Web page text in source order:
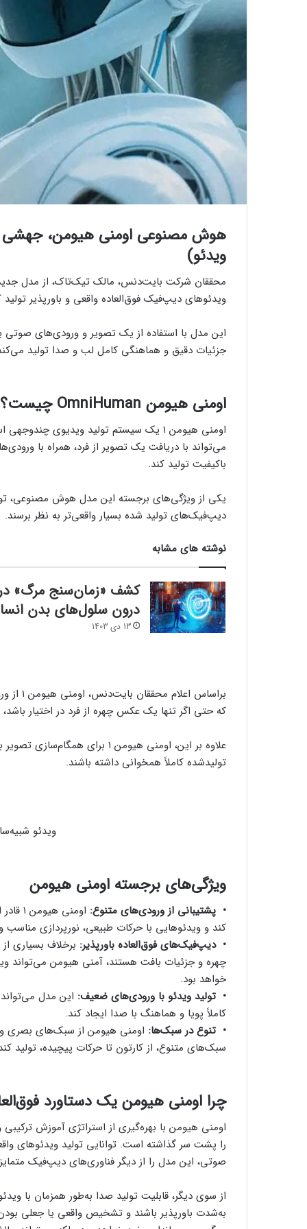
هوش مصنوعی اومنی‌ هیومن، جهشی
ویدئو)
ویدئوهای دیپ‌فیک فوق‌العاده واقعی و باورپذیر تولید
این مدل با استفاده از یک تصویر و ورودی‌های صوتی
جزئیات دقیق و هماهنگی کامل لب و صدا تولید
اومنی‌ هیومن OmniHuman چیست؟
اومنی‌ هیومن ۱ یک سیستم تولید ویدیوی
می‌تواند با دریافت یک تصویر از فرد، همراه با
باکیفیت تولید کند.
یکی از ویژگی‌های برجسته این مدل هوش مصنوعی،
دیپ‌فیک‌های تولید شده بسیار واقعی‌تر به نظر برسند.
نوشته های مشابه
کشف «زمان‌سنج مرگ»
درون سلول‌های بدن
13 دی 1403
که حتی اگر تنها یک عکس چهره از فرد در اختیار باشد،
علاوه بر این، اومنی‌ هیومن ۱
تولیدشده کاملاً همخوانی داشته باشند.
ویدئو
ویژگی‌های برجسته اومنی‌ هیومن
• پشتیبانی از ورودی‌های متنوع:
کند و ویدئوهایی با حرکات طبیعی، نورپردازی مناسب
• دیپ‌فیک‌های فوق‌العاده باورپذیر: برخلاف بسیاری
چهره و جزئیات بافت هستند، آمنی‌ هیومن می‌تواند
خواهد بود.
• تولید ویدئو با ورودی‌های ضعیف: این مدل
کاملاً پویا و هماهنگ با صدا ایجاد کند.
• تنوع در سبک‌ها: اومنی‌ هیومن از سبک‌های بصری و
سبک‌های متنوع، از کارتون تا حرکات پیچیده، تولید
چرا اومنی‌ هیومن یک دستاورد
اومنی‌ هیومن با بهره‌گیری از استراتژی آموزش
را پشت سر گذاشته است. توانایی تولید ویدئوهای
صوتی، این مدل را از دیگر فناوری‌های دیپ‌فیک
از سوی دیگر، قابلیت تولید صدا به‌طور همزمان با
به‌شدت باورپذیر باشند و تشخیص واقعی یا جعلی بودن